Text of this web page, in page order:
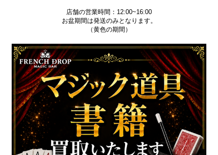
店舗の営業時間：12:00~16:00
お盆期間は発送のみとなります。
（黄色の期間）